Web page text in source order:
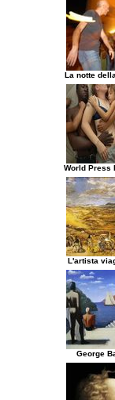
La notte
World Press
L'artista
George